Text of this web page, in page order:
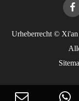
Urheberrecht ©